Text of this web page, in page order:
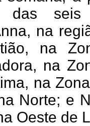
das seis
na
na
na
na
Norte; e
Oeste de